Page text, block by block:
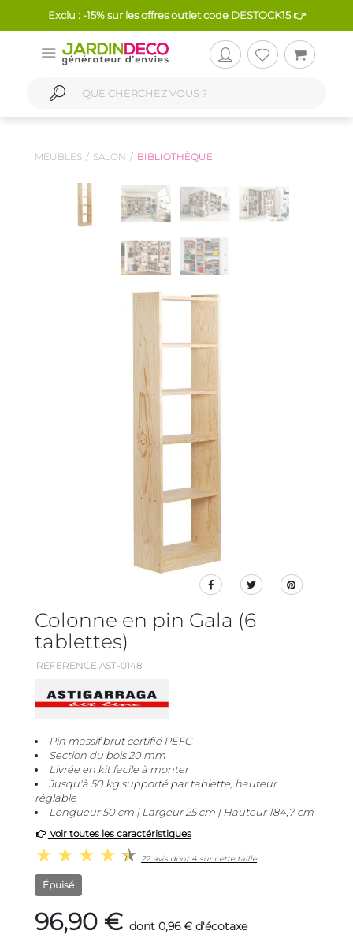
Exclu : -15% sur les offres outlet code DESTOCK15 👉
MEUBLES SALON BIBLIOTHÈQUE
Colonne en pin Gala (6
tablettes)
REFERENCE AST-0148
Pin massif brut certifié PEFC
Section du bois 20 mm
Livrée en kit facile à monter
Jusqu'à 50 kg supporté par tablette, hauteur
réglable
Longueur 50 cm | Largeur 25 cm | Hauteur 184,7 cm
voir toutes les caractéristiques
22 avis dont 4 sur cette taille
Épuisé
96,90 € dont 0,96 € d'écotaxe